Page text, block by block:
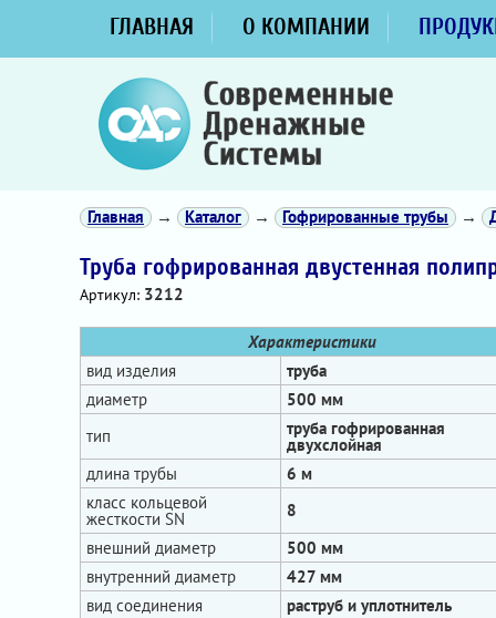
ГЛАВНАЯ О КОМПАНИИ
Главная → Каталог → Гофрированные трубы →
Труба гофрированная двустенная
Артикул: 3212
Характеристики
вид изделия
труба
диаметр
500 мм
тип
труба гофрированная
двухслойная
длина трубы
6 м
класс кольцевой
жесткости SN
8
внешний диаметр
500 мм
внутренний диаметр
427 мм
вид соединения
раструб и уплотнитель